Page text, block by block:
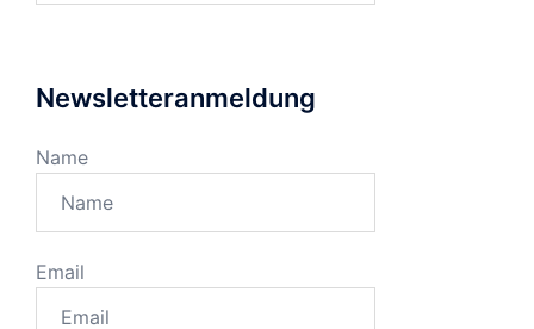
Newsletteranmeldung
Name
Email